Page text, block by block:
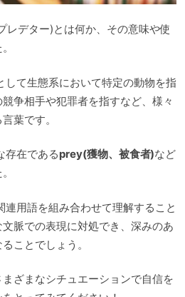
レデター)とは何か、その意味や使
して生態系において特定の動物を指
争相手や犯罪者を指すなど、様々
葉です。
存在であるprey(獲物、被食者)など
連用語を組み合わせて理解すること
脈での表現に対処でき、深みのあ
ことでしょう。
ざまなシチュエーションで自信を